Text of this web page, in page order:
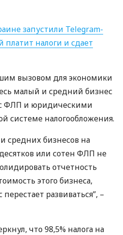
запустили Telegram-
платит налоги и сдает
вызовом для экономики
малый и средний бизнес
ФЛП и юридическими
системе налогообложения.
средних бизнесов на
или сотен ФЛП не
отчетность
этого бизнеса,
развиваться”, –
что 98,5% налога на